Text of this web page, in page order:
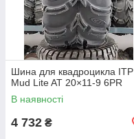
Шина для квадроцикла ITP
Mud Lite AT 20×11-9 6PR
В наявності
4 732 ₴